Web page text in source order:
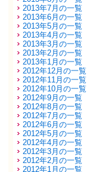
2013年7月の一覧
2013年6月の一覧
2013年5月の一覧
2013年4月の一覧
2013年3月の一覧
2013年2月の一覧
2013年1月の一覧
2012年12月の一覧
2012年11月の一覧
2012年10月の一覧
2012年9月の一覧
2012年8月の一覧
2012年7月の一覧
2012年6月の一覧
2012年5月の一覧
2012年4月の一覧
2012年3月の一覧
2012年2月の一覧
2012年1月の一覧